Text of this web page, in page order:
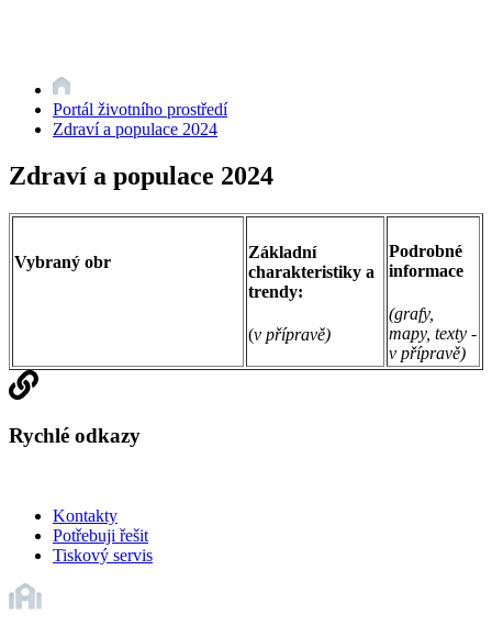
Portál životního prostředí
Zdraví a populace 2024
Zdraví a populace 2024
Vybraný obr
Základní
charakteristiky a
trendy:
(v přípravě)
Podrobné
informace
(grafy,
mapy, texty -
v přípravě)
Rychlé odkazy
Kontakty
Potřebuji řešit
Tiskový servis